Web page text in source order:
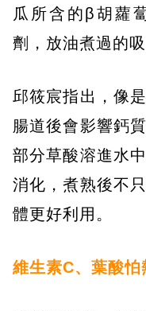
瓜所含的β胡蘿
劑，放油煮過的
邱筱宸指出，像
腸道後會影響鈣
部分草酸溶進水
消化，煮熟後不
體更好利用。
維生素C、葉酸怕